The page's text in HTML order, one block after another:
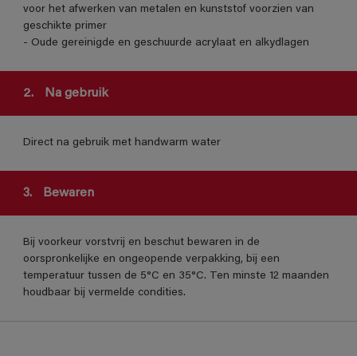
voor het afwerken van metalen en kunststof voorzien van
geschikte primer
- Oude gereinigde en geschuurde acrylaat en alkydlagen
2. Na gebruik
Direct na gebruik met handwarm water
3. Bewaren
Bij voorkeur vorstvrij en beschut bewaren in de
oorspronkelijke en ongeopende verpakking, bij een
temperatuur tussen de 5°C en 35°C. Ten minste 12 maanden
houdbaar bij vermelde condities.